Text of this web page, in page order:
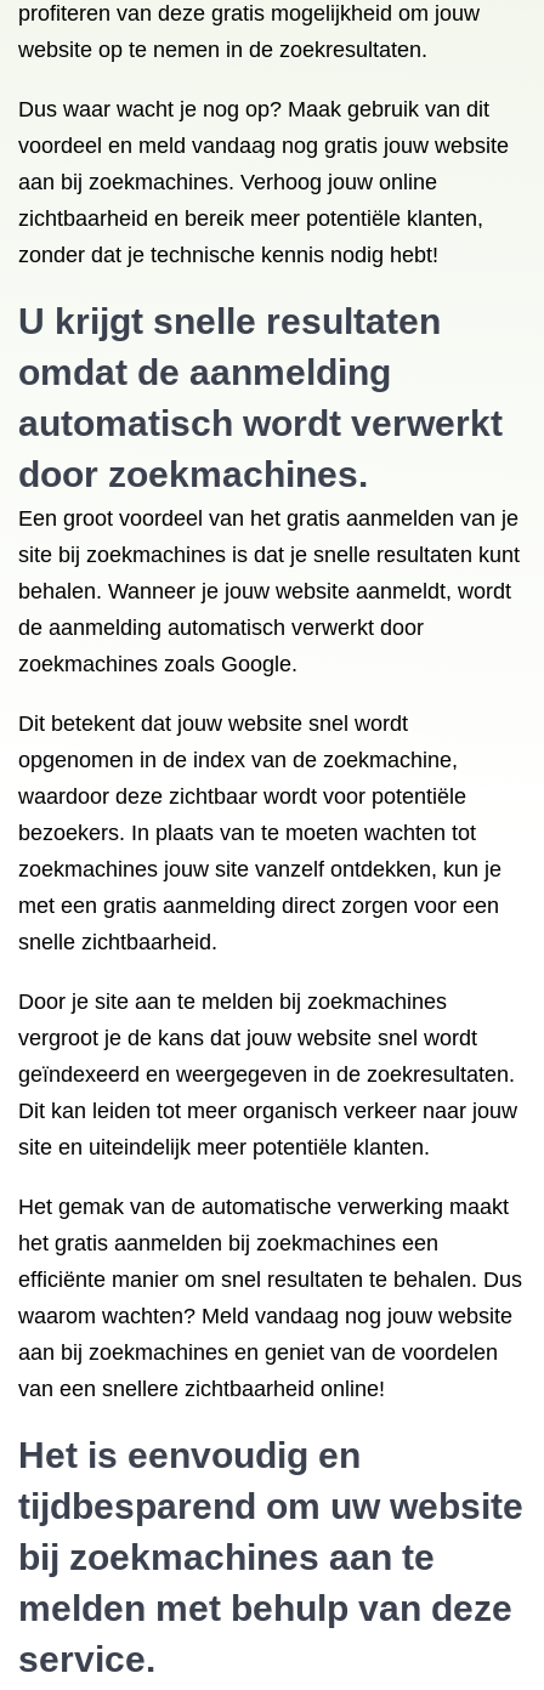
profiteren van deze gratis mogelijkheid om jouw
website op te nemen in de zoekresultaten.
Dus waar wacht je nog op? Maak gebruik van dit
voordeel en meld vandaag nog gratis jouw website
aan bij zoekmachines. Verhoog jouw online
zichtbaarheid en bereik meer potentiële klanten,
zonder dat je technische kennis nodig hebt!
U krijgt snelle resultaten
omdat de aanmelding
automatisch wordt verwerkt
door zoekmachines.
Een groot voordeel van het gratis aanmelden van je
site bij zoekmachines is dat je snelle resultaten kunt
behalen. Wanneer je jouw website aanmeldt, wordt
de aanmelding automatisch verwerkt door
zoekmachines zoals Google.
Dit betekent dat jouw website snel wordt
opgenomen in de index van de zoekmachine,
waardoor deze zichtbaar wordt voor potentiële
bezoekers. In plaats van te moeten wachten tot
zoekmachines jouw site vanzelf ontdekken, kun je
met een gratis aanmelding direct zorgen voor een
snelle zichtbaarheid.
Door je site aan te melden bij zoekmachines
vergroot je de kans dat jouw website snel wordt
geïndexeerd en weergegeven in de zoekresultaten.
Dit kan leiden tot meer organisch verkeer naar jouw
site en uiteindelijk meer potentiële klanten.
Het gemak van de automatische verwerking maakt
het gratis aanmelden bij zoekmachines een
efficiënte manier om snel resultaten te behalen. Dus
waarom wachten? Meld vandaag nog jouw website
aan bij zoekmachines en geniet van de voordelen
van een snellere zichtbaarheid online!
Het is eenvoudig en
tijdbesparend om uw website
bij zoekmachines aan te
melden met behulp van deze
service.